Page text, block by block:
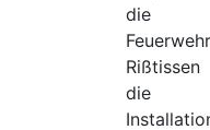
die
Feuerwehr
Rißtissen
die